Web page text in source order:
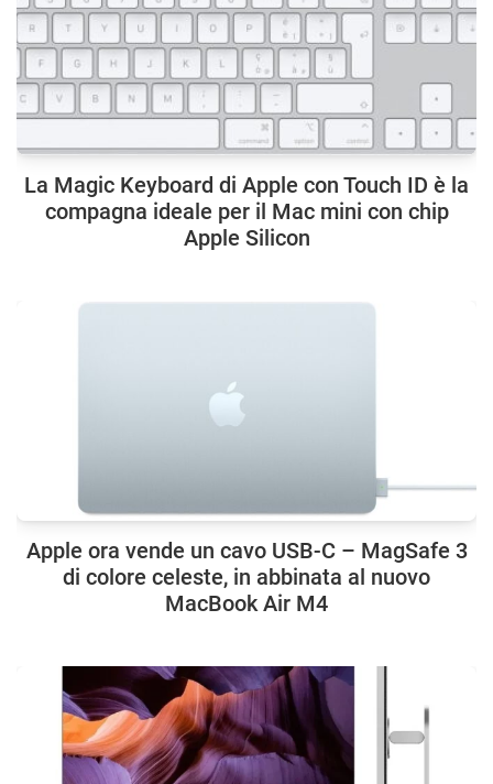
La Magic Keyboard di Apple con Touch ID è la
compagna ideale per il Mac mini con chip
Apple Silicon
Apple ora vende un cavo USB-C – MagSafe 3
di colore celeste, in abbinata al nuovo
MacBook Air M4